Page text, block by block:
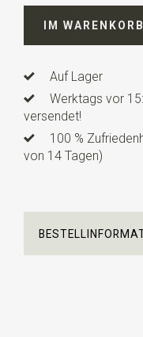
IM WARENKORB
Auf Lager
Werktags vor
versendet!
100 %
von 14 Tagen)